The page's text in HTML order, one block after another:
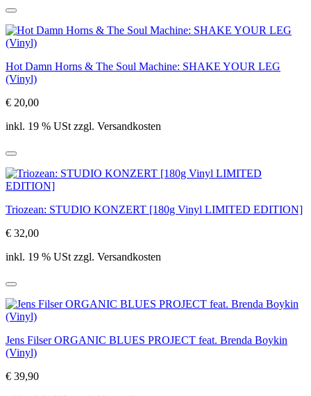
Hot Damn Horns & The Soul Machine: SHAKE YOUR LEG
(Vinyl)
€ 20,00
inkl. 19 % USt zzgl. Versandkosten
Triozean: STUDIO KONZERT [180g Vinyl LIMITED EDITION]
€ 32,00
inkl. 19 % USt zzgl. Versandkosten
Jens Fil­ser OR­GA­NIC BLUES PRO­JECT feat. Bren­da Boy­kin
(Vinyl)
€ 39,90